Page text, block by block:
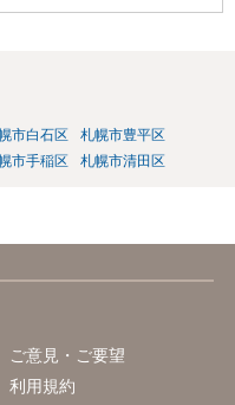
市白石区
札幌市豊平区
市手稲区 札幌市清田区
ご意見・ご要望
利用規約